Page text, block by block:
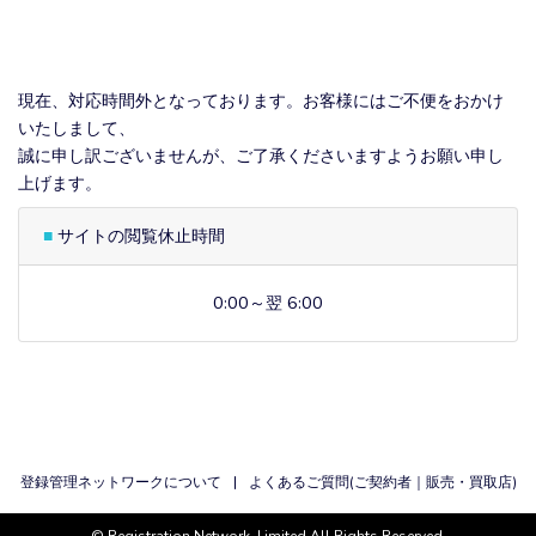
現在、対応時間外となっております。お客様にはご不便をおかけ
いたしまして、
誠に申し訳ございませんが、ご了承くださいますようお願い申し
上げます。
■ サイトの閲覧休止時間
0:00～翌 6:00
登録管理ネットワークについて | よくあるご質問(ご契約者｜ 販売・買取店)